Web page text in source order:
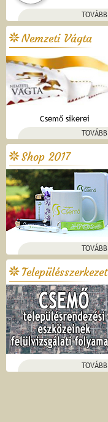
TOVÁBB
Nemzeti Vágta
Csemő sikerei
TOVÁBB
Shop 2017
TOVÁBB
Településszerkezet
TOVÁBB